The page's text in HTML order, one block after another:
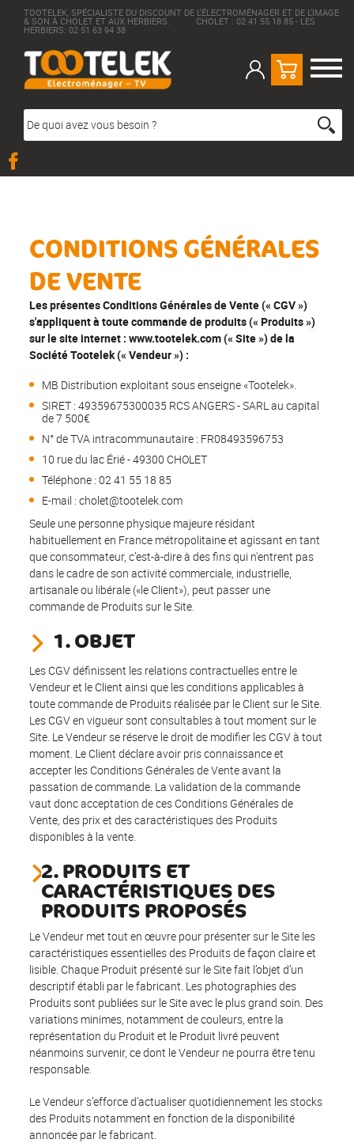
TOOTELEK, SPÉCIALISTE DU DISCOUNT DE L'ÉLECTROMÉNAGER ET DE L'IMAGE
& SON À CHOLET ET AUX HERBIERS. CHOLET : 02 41 55 18 85 - LES
HERBIERS: 02 51 63 94 38
CONDITIONS GÉNÉRALES
DE VENTE
Les présentes Conditions Générales de Vente (« CGV »)
s'appliquent à toute commande de produits (« Produits »)
sur le site internet : www.tootelek.com (« Site ») de la
Société Tootelek (« Vendeur ») :
MB Distribution exploitant sous enseigne «Tootelek».
SIRET : 49359675300035 RCS ANGERS - SARL au capital
de 7 500€
N° de TVA intracommunautaire : FR08493596753
10 rue du lac Érié - 49300 CHOLET
Téléphone : 02 41 55 18 85
E-mail : cholet@tootelek.com
Seule une personne physique majeure résidant
habituellement en France métropolitaine et agissant en tant
que consommateur, c’est-à-dire à des fins qui n'entrent pas
dans le cadre de son activité commerciale, industrielle,
artisanale ou libérale («le Client»), peut passer une
commande de Produits sur le Site.
1. OBJET
Les CGV définissent les relations contractuelles entre le
Vendeur et le Client ainsi que les conditions applicables à
toute commande de Produits réalisée par le Client sur le Site.
Les CGV en vigueur sont consultables à tout moment sur le
Site. Le Vendeur se réserve le droit de modifier les CGV à tout
moment. Le Client déclare avoir pris connaissance et
accepter les Conditions Générales de Vente avant la
passation de commande. La validation de la commande
vaut donc acceptation de ces Conditions Générales de
Vente, des prix et des caractéristiques des Produits
disponibles à la vente.
2. PRODUITS ET
CARACTÉRISTIQUES DES
PRODUITS PROPOSÉS
Le Vendeur met tout en œuvre pour présenter sur le Site les
caractéristiques essentielles des Produits de façon claire et
lisible. Chaque Produit présenté sur le Site fait l’objet d’un
descriptif établi par le fabricant. Les photographies des
Produits sont publiées sur le Site avec le plus grand soin. Des
variations minimes, notamment de couleurs, entre la
représentation du Produit et le Produit livré peuvent
néanmoins survenir, ce dont le Vendeur ne pourra être tenu
responsable.
Le Vendeur s’efforce d’actualiser quotidiennement les stocks
des Produits notamment en fonction de la disponibilité
annoncée par le fabricant.